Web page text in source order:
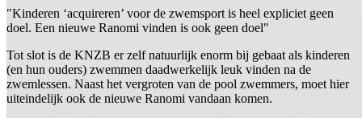
"Kinderen ‘acquireren’ voor de zwemsport is heel expliciet geen
doel. Een nieuwe Ranomi vinden is ook geen doel"
Tot slot is de KNZB er zelf natuurlijk enorm bij gebaat als kinderen
(en hun ouders) zwemmen daadwerkelijk leuk vinden na de
zwemlessen. Naast het vergroten van de pool zwemmers, moet hier
uiteindelijk ook de nieuwe Ranomi vandaan komen.